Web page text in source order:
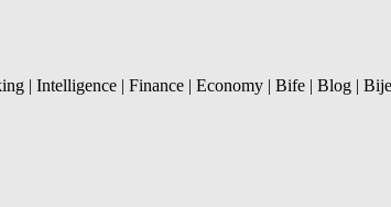
| Intelligence | Finance | Economy | Bife | Blog |